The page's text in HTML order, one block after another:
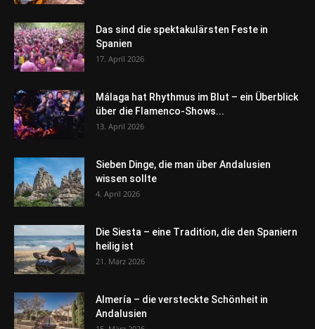
Das sind die spektakulärsten Feste in
Spanien
17. April 2026
Málaga hat Rhythmus im Blut – ein Überblick
über die Flamenco-Shows...
13. April 2026
Sieben Dinge, die man über Andalusien
wissen sollte
4. April 2026
Die Siesta – eine Tradition, die den Spaniern
heilig ist
21. März 2026
Almería – die versteckte Schönheit in
Andalusien